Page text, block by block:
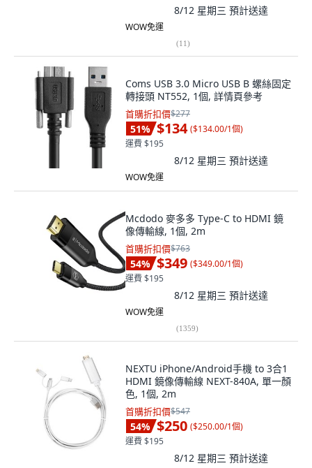
8/12 星期三 預計送達
WOW免運
(11)
Coms USB 3.0 Micro USB B 螺絲固定
轉接頭 NT552, 1個, 詳情頁參考
首購折扣價$277
51% $134 ($134.00/1個)
運費 $195
8/12 星期三 預計送達
WOW免運
Mcdodo 麥多多 Type-C to HDMI 鏡
像傳輸線, 1個, 2m
首購折扣價$763
54% $349 ($349.00/1個)
運費 $195
8/12 星期三 預計送達
WOW免運
(1359)
NEXTU iPhone/Android手機 to 3合1
HDMI 鏡像傳輸線 NEXT-840A, 單一顏
色, 1個, 2m
首購折扣價$547
54% $250 ($250.00/1個)
運費 $195
8/12 星期三 預計送達